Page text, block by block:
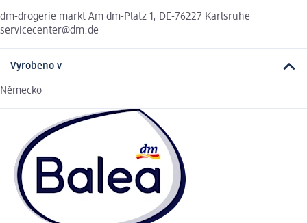
dm-drogerie markt Am dm-Platz 1, DE-76227 Karlsruhe
servicecenter@dm.de
Vyrobeno v
Německo